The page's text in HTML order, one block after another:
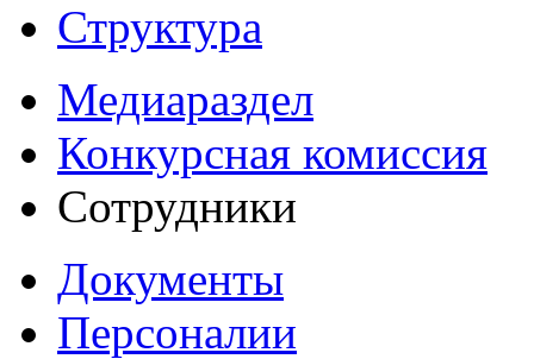
Структура
Медиараздел
Конкурсная комиссия
Сотрудники
Документы
Персоналии